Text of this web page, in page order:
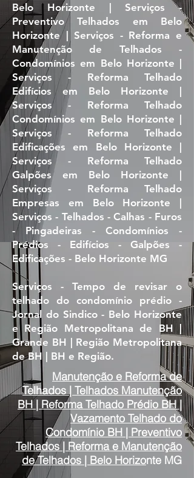
Belo Horizonte | Serviços -
Preventivo Telhados em Belo
Horizonte | Serviços - Reforma e
Manutenção de Telhados -
Condomínios em Belo Horizonte |
Serviços - Reforma Telhado
Edifícios em Belo Horizonte |
Serviços - Reforma Telhado
Condomínios em Belo Horizonte |
Serviços - Reforma Telhado
Edificações em Belo Horizonte |
Serviços - Reforma Telhado
Galpões em Belo Horizonte |
Serviços - Reforma Telhado
Empresas em Belo Horizonte |
Serviços - Telhados - Calhas - Furos
- Pingadeiras - Condomínios -
Prédios - Edifícios - Galpões -
Edificações - Belo Horizonte MG
Serviços - Tempo de revisar o
telhado do condomínio prédio -
Jornal do Sindico - Belo Horizonte
e Região Metropolitana de BH |
Grande BH | Região Metropolitana
de BH | BH e Região.
Manutenção e Reforma de
Telhados | Telhados Manutenção
BH | Reforma Telhado Prédio BH |
Vazamento Telhado do
Condomínio BH | Preventivo
Telhados | Reforma e Manutenção
de Telhados | Belo Horizonte MG